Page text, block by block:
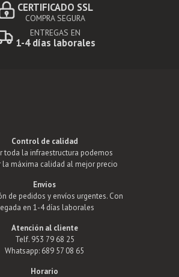
CERTIFICADO SSL
COMPRA SEGURA
ENTREGAS EN
1-4 días laborales
Control de calidad
toda la infraestructura podemos
la máxima calidad al mejor precio
Envíos
de pedidos y envíos urgentes. Con
en 1-4 días laborales
Atención al cliente
Telf. 953 79 68 25
Whatsapp: 689 57 08 65
Horario